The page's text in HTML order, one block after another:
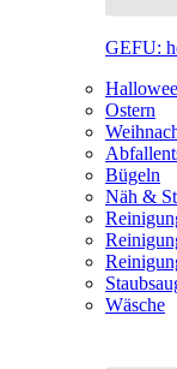
GEFU:
Ostern
Bügeln
Näh &
Wäsche